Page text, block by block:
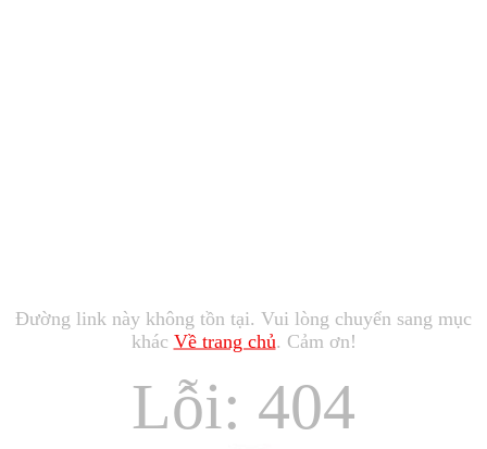
Đường link này không tồn tại. Vui lòng chuyển sang mục
khác Về trang chủ. Cảm ơn!
Lỗi: 404